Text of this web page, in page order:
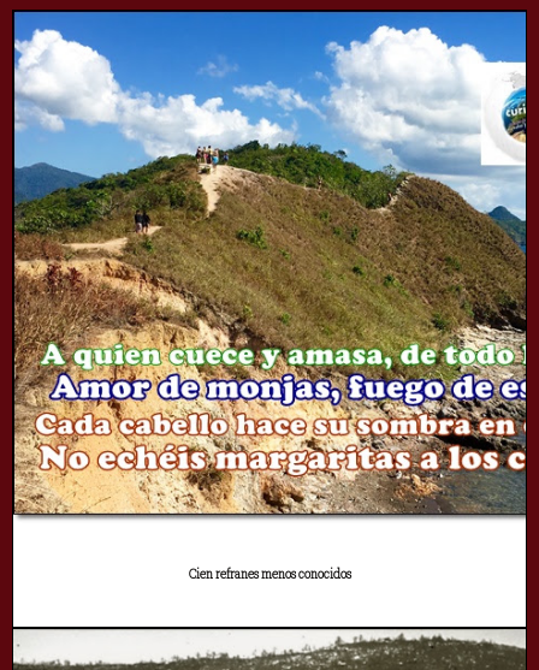
Cien refranes menos conocidos